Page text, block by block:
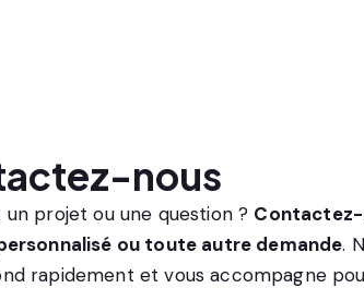
nous
un projet ou une question ?
ou toute autre demande.
rapidement et vous accompagne